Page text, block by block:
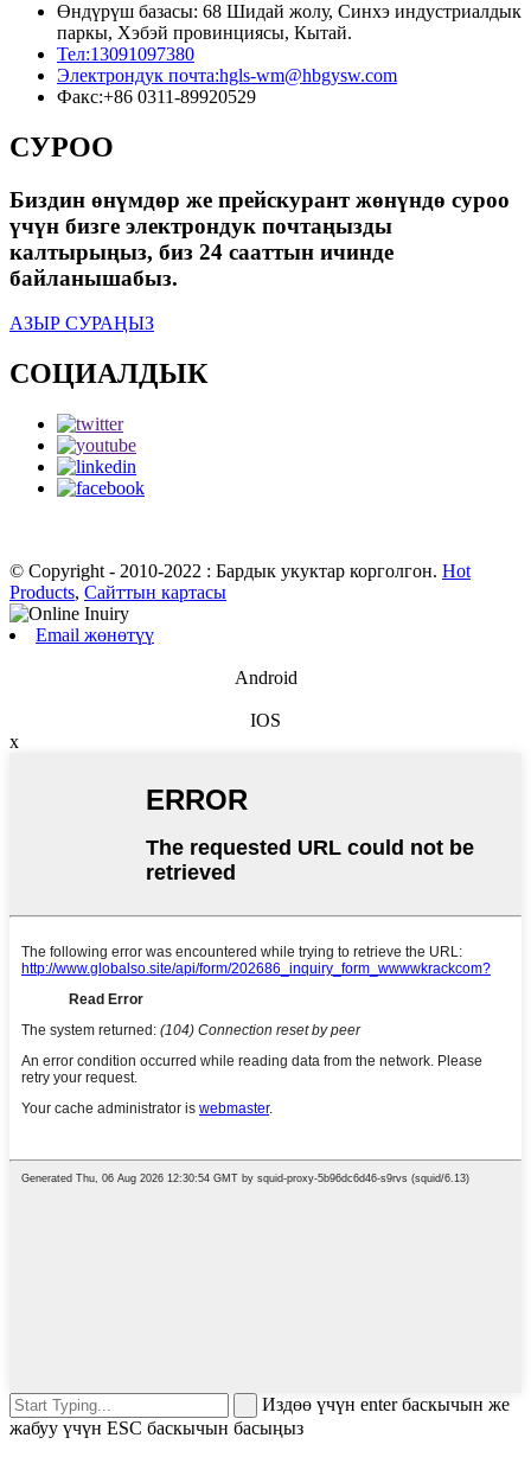
Өндүрүш базасы: 68 Шидай жолу, Синхэ индустриалдык
паркы, Хэбэй провинциясы, Кытай.
Тел:13091097380
Электрондук почта:hgls-wm@hbgysw.com
Факс:+86 0311-89920529
СУРОО
Биздин өнүмдөр же прейскурант жөнүндө суроо
үчүн бизге электрондук почтаңызды
калтырыңыз, биз 24 сааттын ичинде
байланышабыз.
АЗЫР СУРАҢЫЗ
СОЦИАЛДЫК
© Copyright - 2010-2022 : Бардык укуктар корголгон. Hot
Products, Сайттын картасы
Email жөнөтүү
Android
IOS
x
Издөө үчүн enter баскычын же
жабуу үчүн ESC баскычын басыңыз